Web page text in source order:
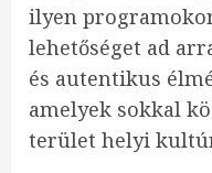
ilyen
lehetőséget ad
és autentikus
amelyek sokkal
terület helyi